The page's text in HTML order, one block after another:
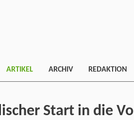
ARTIKEL ARCHIV REDAKTION
Start in die